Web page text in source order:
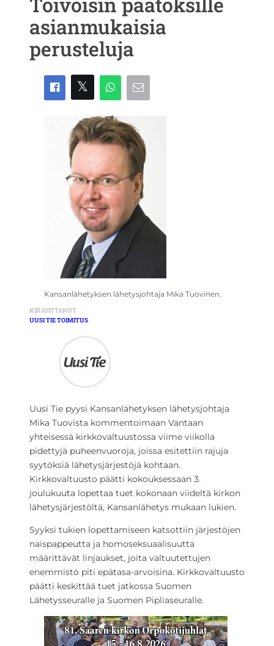
asianmukaisia
perusteluja
Kansanlähetyksen lähetysjohtaja Mika Tuovinen.
KIRJOITTANUT
UUSI TIE TOIMITUS
Uusi Tie pyysi Kansanlähetyksen lähetysjohtaja
Mika Tuovista kommentoimaan Vantaan
yhteisessä kirkkovaltuustossa viime viikolla
pidettyjä puheenvuoroja, joissa esitettiin rajuja
syytöksiä lähetysjärjestöjä kohtaan.
Kirkkovaltuusto päätti kokouksessaan 3.
joulukuuta lopettaa tuet kokonaan viideltä kirkon
lähetysjärjestöltä, Kansanlähetys mukaan lukien.
Syyksi tukien lopettamiseen katsottiin järjestöjen
naispappeutta ja homoseksuaalisuutta
määrittävät linjaukset, joita valtuutettujen
enemmistö piti epätasa-arvoisina. Kirkkovaltuusto
päätti keskittää tuet jatkossa Suomen
Lähetysseuralle ja Suomen Pipliaseuralle.